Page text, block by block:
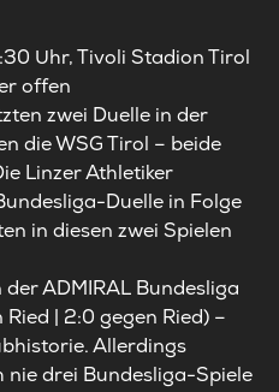
Uhr, Tivoli Stadion Tirol
offen
zwei Duelle in der
die WSG Tirol – beide
Linzer Athletiker
Duelle in Folge
in diesen zwei Spielen
ADMIRAL Bundesliga
| 2:0 gegen Ried) –
Allerdings
nie drei Bundesliga-Spiele